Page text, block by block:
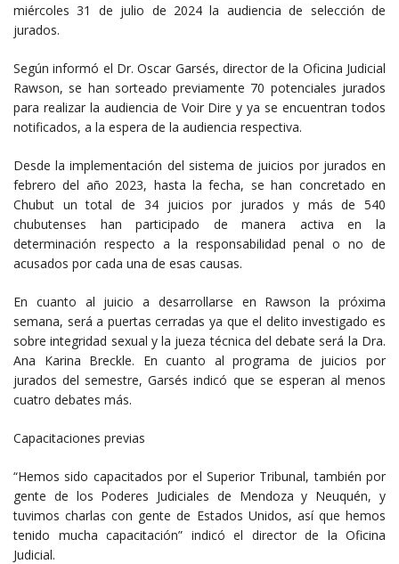
miércoles 31 de julio de 2024 la audiencia de selección de
jurados.
Según informó el Dr. Oscar Garsés, director de la Oficina Judicial
Rawson, se han sorteado previamente 70 potenciales jurados
para realizar la audiencia de Voir Dire y ya se encuentran todos
notificados, a la espera de la audiencia respectiva.
Desde la implementación del sistema de juicios por jurados en
febrero del año 2023, hasta la fecha, se han concretado en
Chubut un total de 34 juicios por jurados y más de 540
chubutenses han participado de manera activa en la
determinación respecto a la responsabilidad penal o no de
acusados por cada una de esas causas.
En cuanto al juicio a desarrollarse en Rawson la próxima
semana, será a puertas cerradas ya que el delito investigado es
sobre integridad sexual y la jueza técnica del debate será la Dra.
Ana Karina Breckle. En cuanto al programa de juicios por
jurados del semestre, Garsés indicó que se esperan al menos
cuatro debates más.
Capacitaciones previas
“Hemos sido capacitados por el Superior Tribunal, también por
gente de los Poderes Judiciales de Mendoza y Neuquén, y
tuvimos charlas con gente de Estados Unidos, así que hemos
tenido mucha capacitación” indicó el director de la Oficina
Judicial.